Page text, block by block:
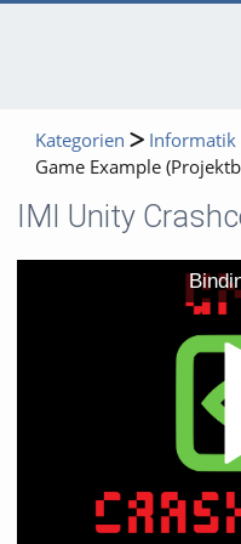
Kategorien Informatik
Game Example